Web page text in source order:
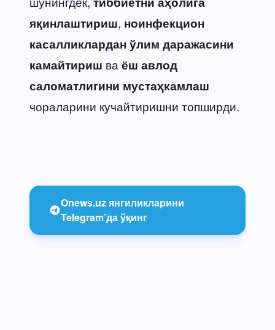
яқинлаштириш, ноинфекцион
касалликлардан ўлим даражасини
камайтириш ва ёш авлод
саломатлигини мустаҳкамлаш
чораларини кучайтиришни топширди.
Onews.uz янгиликларини
Telegram’да ўқинг